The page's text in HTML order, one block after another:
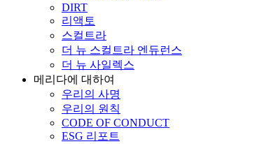
DIRT
리액토
스컬트라
더 뉴 스컬트라 엔듀런스
더 뉴 사일렉스
메리다에 대하여
우리의 사명
우리의 원칙
CODE OF CONDUCT
ESG 리포트